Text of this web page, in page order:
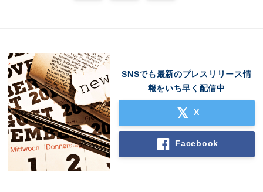
SNSでも最新のプレスリリース情
報をいち早く配信中
X
Facebook